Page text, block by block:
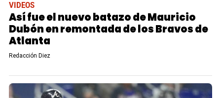
VIDEOS
Así fue el nuevo batazo de Mauricio
Dubón en remontada de los Bravos de
Atlanta
Redacción Diez